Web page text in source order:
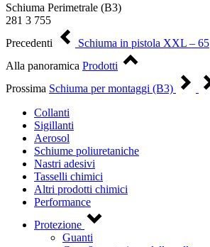
Schiuma Perimetrale (B3)
281 3 755
Precedenti
Schiuma in pistola XXL – 65
Alla panoramica Prodotti
Prossima Schiuma per montaggi (B3)
Collanti
Sigillanti
Aerosol
Schiume poliuretaniche
Nastri adesivi
Tasselli chimici
Altri prodotti chimici
Performance
Protezione
Guanti